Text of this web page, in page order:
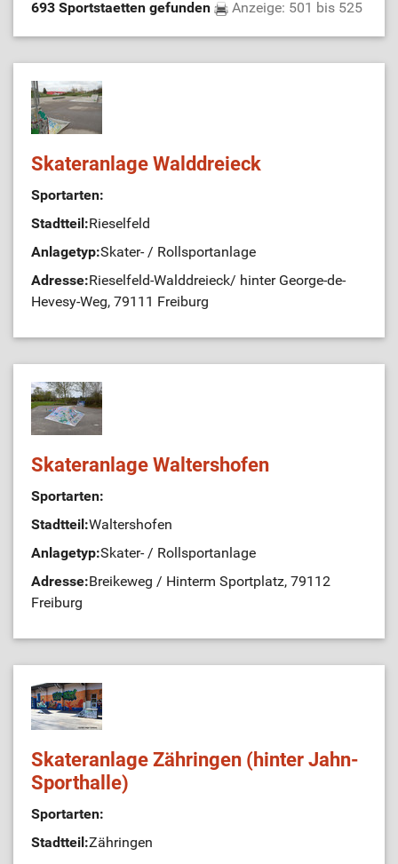
693 Sportstaetten gefunden Anzeige: 501 bis 525
Skateranlage Walddreieck
Sportarten:
Stadtteil:Rieselfeld
Anlagetyp:Skater- / Rollsportanlage
Adresse:Rieselfeld-Walddreieck/ hinter George-de-
Hevesy-Weg, 79111 Freiburg
Skateranlage Waltershofen
Sportarten:
Stadtteil:Waltershofen
Anlagetyp:Skater- / Rollsportanlage
Adresse:Breikeweg / Hinterm Sportplatz, 79112
Freiburg
Skateranlage Zähringen (hinter Jahn-
Sporthalle)
Sportarten:
Stadtteil:Zähringen